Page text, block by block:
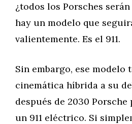
¿todos los Porsches
hay un modelo que
valientemente. Es el 911.
Sin embargo, ese modelo
cinemática híbrida a su
después de 2030 Porsche
un 911 eléctrico. Si